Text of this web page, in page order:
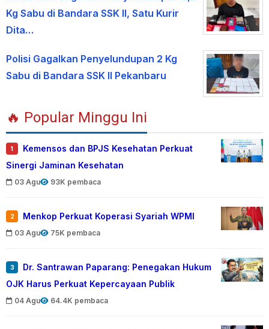
Kg Sabu di Bandara SSK II, Satu Kurir
Dita…
Polisi Gagalkan Penyelundupan 2 Kg
Sabu di Bandara SSK II Pekanbaru
🔥 Popular Minggu Ini
1
Kemensos dan BPJS Kesehatan Perkuat
Sinergi Jaminan Kesehatan
03 Agu 93K pembaca
2 Menkop Perkuat Koperasi Syariah WPMI
03 Agu 75K pembaca
3
Dr. Santrawan Paparang: Penegakan Hukum
OJK Harus Perkuat Kepercayaan Publik
04 Agu 64.4K pembaca